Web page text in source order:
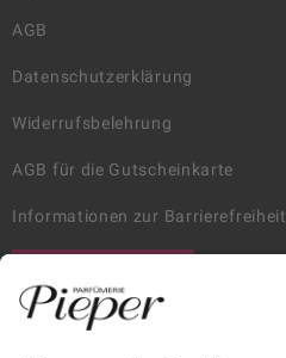
AGB
Datenschutzerklärung
Widerrufsbelehrung
AGB für die Gutscheinkarte
Informationen zur Barrierefreiheit